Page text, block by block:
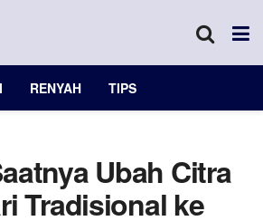
RENYAH TIPS
Ubah Citra
Tradisional ke